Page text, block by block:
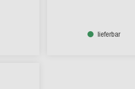
lieferbar